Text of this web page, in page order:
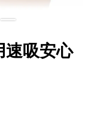
速吸安心